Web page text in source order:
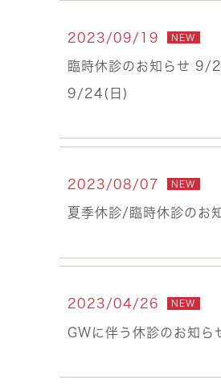
2023/09/19 NEW
臨時休診のお知らせ 9/
9/24(日)
2023/08/07 NEW
夏季休診/臨時休診のお
2023/04/26 NEW
GWに伴う休診のお知ら